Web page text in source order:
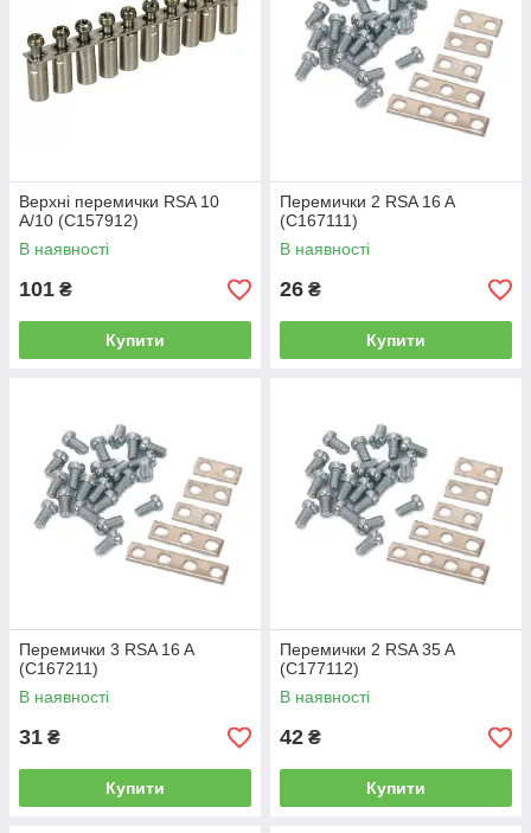
Верхні перемички RSA 10
A/10 (C157912)
В наявності
101 ₴
Купити
Перемички 2 RSA 16 A
(С167111)
В наявності
26 ₴
Купити
Перемички 3 RSA 16 A
(С167211)
В наявності
31 ₴
Купити
Перемички 2 RSA 35 A
(С177112)
В наявності
42 ₴
Купити